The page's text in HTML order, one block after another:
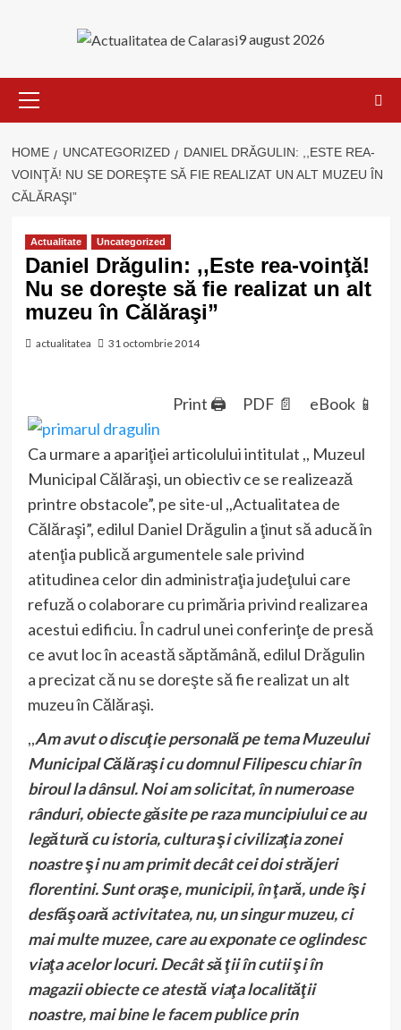
9 august 2026
Menu
HOME UNCATEGORIZED
DANIEL DRĂGULIN: ,,ESTE REA-
VOINŢĂ! NU SE DOREŞTE SĂ FIE REALIZAT UN ALT MUZEU ÎN
CĂLĂRAŞI”
Actualitate Uncategorized
Daniel Drăgulin: ,,Este rea-voinţă!
Nu se doreşte să fie realizat un alt
muzeu în Călăraşi”
actualitatea 31 octombrie 2014
Print 🖨 PDF 📄 eBook 📱
Ca urmare a apariţiei articolului intitulat ,, Muzeul
Municipal Călăraşi, un obiectiv ce se realizează
printre obstacole”, pe site-ul ,,Actualitatea de
Călăraşi”, edilul Daniel Drăgulin a ţinut să aducă în
atenţia publică argumentele sale privind
atitudinea celor din administraţia judeţului care
refuză o colaborare cu primăria privind realizarea
acestui edificiu. În cadrul unei conferinţe de presă
ce avut loc în această săptămână, edilul Drăgulin
a precizat că nu se doreşte să fie realizat un alt
muzeu în Călăraşi.
,,Am avut o discuţie personală pe tema Muzeului
Municipal Călăraşi cu domnul Filipescu chiar în
biroul la dânsul. Noi am solicitat, în numeroase
rânduri, obiecte găsite pe raza muncipiului ce au
legătură cu istoria, cultura şi civilizaţia zonei
noastre şi nu am primit decât cei doi străjeri
florentini. Sunt oraşe, municipii, în ţară, unde îşi
desfăşoară activitatea, nu, un singur muzeu, ci
mai multe muzee, care au exponate ce oglindesc
viaţa acelor locuri. Decât să ţii în cutii şi în
magazii obiecte ce atestă viaţa localităţii
noastre, mai bine le facem publice prin